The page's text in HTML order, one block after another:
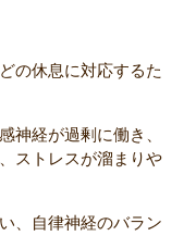
の休息に対応するた
神経が過剰に働き、
ストレスが溜まりや
、自律神経のバラン